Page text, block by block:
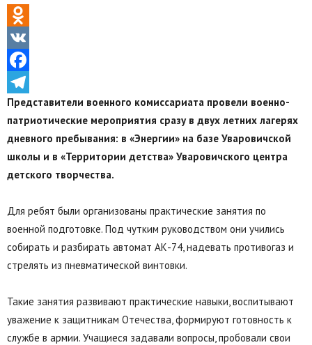
Odnoklassniki
VK
Facebook
Telegram
Представители военного комиссариата провели военно-
патриотические мероприятия сразу в двух летних лагерях
дневного пребывания: в «Энергии» на базе Уваровичской
школы и в «Территории детства» Уваровичского центра
детского творчества.
Для ребят были организованы практические занятия по
военной подготовке. Под чутким руководством они учились
собирать и разбирать автомат АК-74, надевать противогаз и
стрелять из пневматической винтовки.
Такие занятия развивают практические навыки, воспитывают
уважение к защитникам Отечества, формируют готовность к
службе в армии. Учащиеся задавали вопросы, пробовали свои